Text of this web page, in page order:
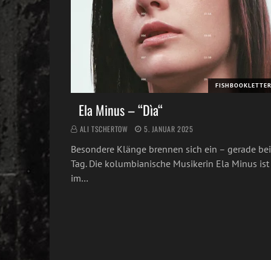
Ela Minus – “Dìa“
ALI TSCHERTOW 5. JANUAR 2025
Besondere Klänge brennen sich ein – gerade bei
Tag. Die kolumbianische Musikerin Ela Minus ist
im…